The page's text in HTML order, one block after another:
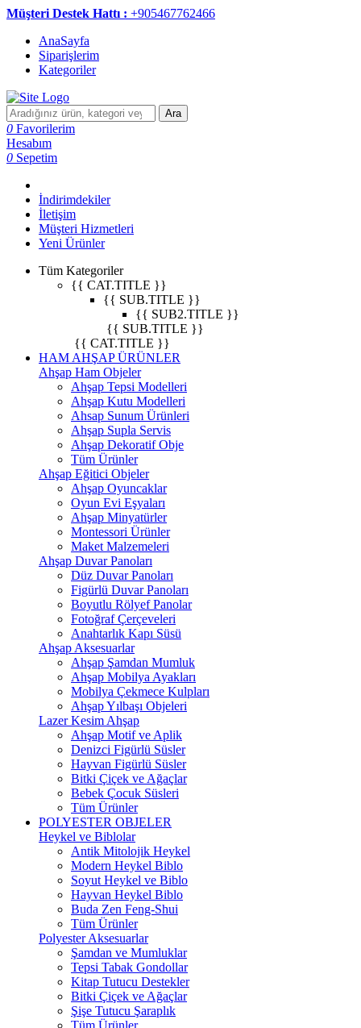
Müşteri Destek Hattı : +905467762466
AnaSayfa
Siparişlerim
Kategoriler
Ara
0 Favorilerim
Hesabım
0 Sepetim
İndirimdekiler
İletişim
Müşteri Hizmetleri
Yeni Ürünler
Tüm Kategoriler
{{ CAT.TITLE }}
{{ SUB.TITLE }}
{{ SUB2.TITLE }}
{{ SUB.TITLE }}
{{ CAT.TITLE }}
HAM AHŞAP ÜRÜNLER
Ahşap Ham Objeler
Ahşap Tepsi Modelleri
Ahşap Kutu Modelleri
Ahsap Sunum Ürünleri
Ahşap Supla Servis
Ahşap Dekoratif Obje
Tüm Ürünler
Ahşap Eğitici Objeler
Ahşap Oyuncaklar
Oyun Evi Eşyaları
Ahşap Minyatürler
Montessori Ürünler
Maket Malzemeleri
Ahşap Duvar Panoları
Düz Duvar Panoları
Figürlü Duvar Panoları
Boyutlu Rölyef Panolar
Fotoğraf Çerçeveleri
Anahtarlık Kapı Süsü
Ahşap Aksesuarlar
Ahşap Şamdan Mumluk
Ahşap Mobilya Ayakları
Mobilya Çekmece Kulpları
Ahşap Yılbaşı Objeleri
Lazer Kesim Ahşap
Ahşap Motif ve Aplik
Denizci Figürlü Süsler
Hayvan Figürlü Süsler
Bitki Çiçek ve Ağaçlar
Bebek Çocuk Süsleri
Tüm Ürünler
POLYESTER OBJELER
Heykel ve Biblolar
Antik Mitolojik Heykel
Modern Heykel Biblo
Soyut Heykel ve Biblo
Hayvan Heykel Biblo
Buda Zen Feng-Shui
Tüm Ürünler
Polyester Aksesuarlar
Şamdan ve Mumluklar
Tepsi Tabak Gondollar
Kitap Tutucu Destekler
Bitki Çiçek ve Ağaçlar
Şişe Tutucu Şaraplık
Tüm Ürünler